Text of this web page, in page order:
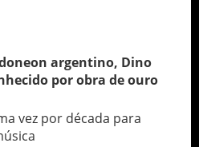
argentino, Dino
por obra de ouro
vez por década para